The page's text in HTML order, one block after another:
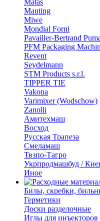
Matas
Mauting
Miwe
Mondial Forni
Pavailler-Bertrand
PFM Packaging
Revent
Seydelmann
STM Products s.r.l.
TIPPER TIE
Vakona
Varimixer (Wodschow)
Zanolli
Амитехмаш
Восход
Русская Трапеза
Смеламаш
Твзпо-Тагро
Укрпродмашбуд /
Иное
Билы, скребки,
Герметики
Доски разделочные
Иглы для инъекторов